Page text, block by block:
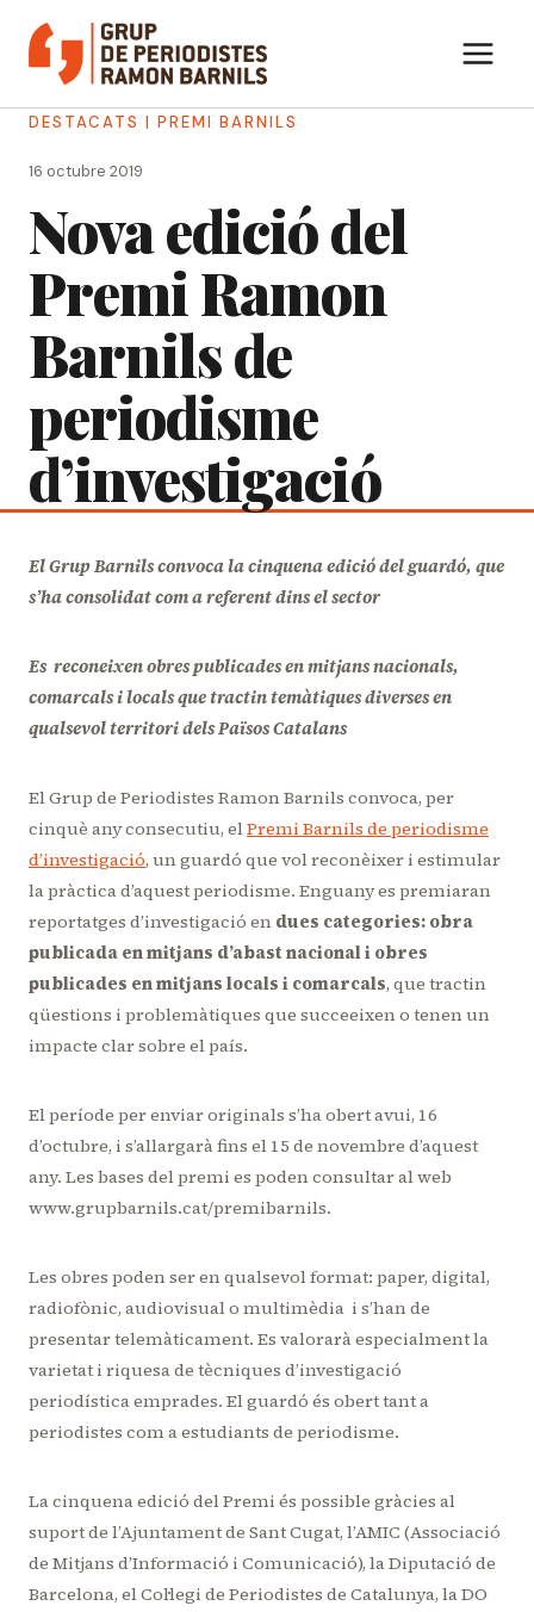
contingut
DESTACATS | PREMI BARNILS
16 octubre 2019
Nova edició del
Premi Ramon
Barnils de
periodisme
d’investigació
El Grup Barnils convoca la cinquena edició del guardó, que
s’ha consolidat com a referent dins el sector
Es reconeixen obres publicades en mitjans nacionals,
comarcals i locals que tractin temàtiques diverses en
qualsevol territori dels Països Catalans
El Grup de Periodistes Ramon Barnils convoca, per
cinquè any consecutiu, elPremi Barnils de periodisme
d’investigació, un guardó que vol reconèixer i estimular
la pràctica d’aquest periodisme. Enguany es premiaran
reportatges d’investigació en dues categories: obra
publicada en mitjans d’abast nacional i obres
publicades en mitjans locals i comarcals, que tractin
qüestions i problemàtiques que succeeixen o tenen un
impacte clar sobre el país.
El període per enviar originals s’ha obert avui, 16
d’octubre, i s’allargarà fins el 15 de novembre d’aquest
any. Les bases del premi es poden consultar al web
www.grupbarnils.cat/premibarnils.
Les obres poden ser en qualsevol format: paper, digital,
radiofònic, audiovisual o multimèdia i s’han de
presentar telemàticament. Es valorarà especialment la
varietat i riquesa de tècniques d’investigació
periodística emprades. El guardó és obert tant a
periodistes com a estudiants de periodisme.
La cinquena edició del Premi és possible gràcies al
suport de l’Ajuntament de Sant Cugat, l’AMIC (Associació
de Mitjans d’Informació i Comunicació), la Diputació de
Barcelona, el Col·legi de Periodistes de Catalunya, la DO